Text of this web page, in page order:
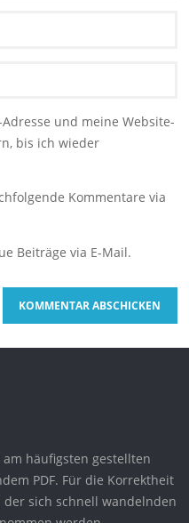
und meine Website-
bis ich wieder
Kommentare via
Beiträge via E-Mail.
häufigsten gestellten
PDF. Für die Korrektheit
sich schnell wandelnden